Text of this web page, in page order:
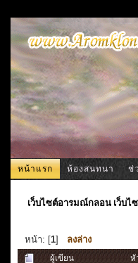
หน้าแรก ห้องสนทนา ช่
เว็บไซต์อารมณ์กลอน เว็บ
หน้า: [1] ลงล่าง
ผู้เขียน
หั